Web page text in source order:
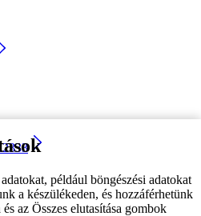
például böngészési adatokat
a készülékeden, és hozzáférhetünk
az Összes elutasítása gombok